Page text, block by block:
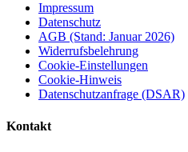
Impressum
Datenschutz
AGB (Stand: Januar 2026)
Widerrufsbelehrung
Cookie-Einstellungen
Cookie-Hinweis
Datenschutzanfrage (DSAR)
Kontakt